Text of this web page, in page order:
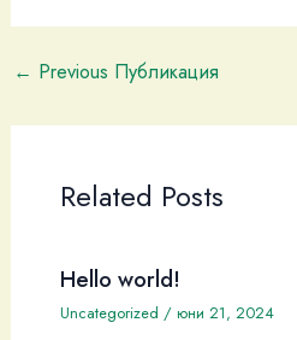
← Previous Публикация
Related Posts
Hello world!
Uncategorized / юни 21, 2024